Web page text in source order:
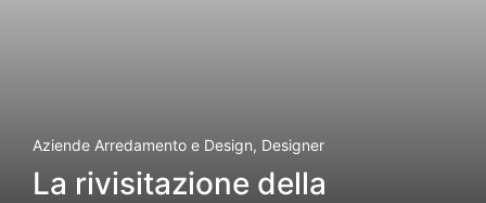
Aziende Arredamento e Design, Designer
La rivisitazione della